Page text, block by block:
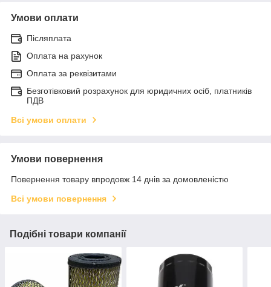
Умови оплати
Післяплата
Оплата на рахунок
Оплата за реквізитами
Безготівковий розрахунок для юридичних осіб, платників
ПДВ
Всі умови оплати
Умови повернення
Повернення товару впродовж 14 днів за домовленістю
Всі умови повернення
Подібні товари компанії